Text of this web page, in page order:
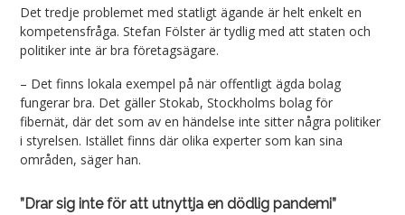
Det tredje problemet med statligt ägande är helt enkelt en
kompetensfråga. Stefan Fölster är tydlig med att staten och
politiker inte är bra företagsägare.
– Det finns lokala exempel på när offentligt ägda bolag
fungerar bra. Det gäller Stokab, Stockholms bolag för
fibernät, där det som av en händelse inte sitter några politiker
i styrelsen. Istället finns där olika experter som kan sina
områden, säger han.
”Drar sig inte för att utnyttja en dödlig pandemi”